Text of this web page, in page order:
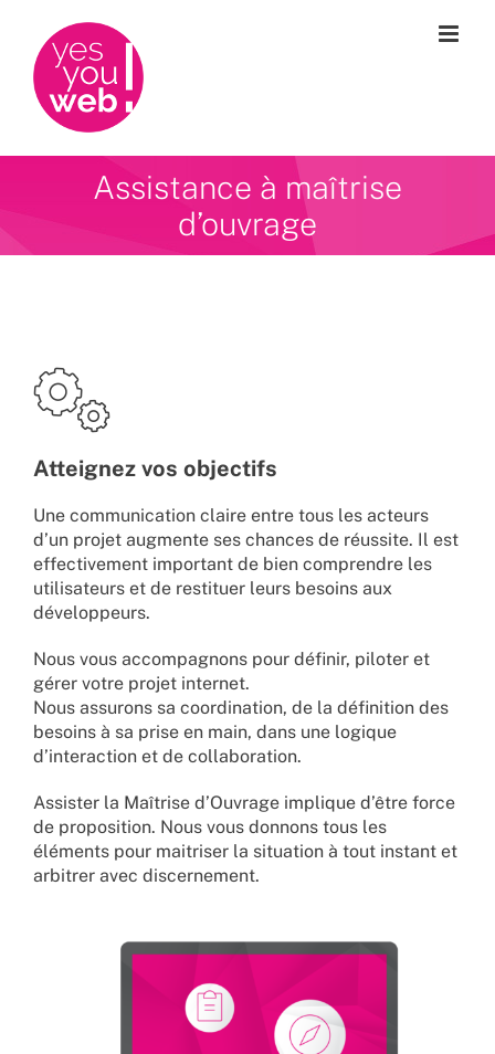
contenu
Assistance à maîtrise
d’ouvrage
Atteignez vos objectifs
Une communication claire entre tous les acteurs
d’un projet augmente ses chances de réussite. Il est
effectivement important de bien comprendre les
utilisateurs et de restituer leurs besoins aux
développeurs.
Nous vous accompagnons pour définir, piloter et
gérer votre projet internet.
Nous assurons sa coordination, de la définition des
besoins à sa prise en main, dans une logique
d’interaction et de collaboration.
Assister la Maîtrise d’Ouvrage implique d’être force
de proposition. Nous vous donnons tous les
éléments pour maitriser la situation à tout instant et
arbitrer avec discernement.